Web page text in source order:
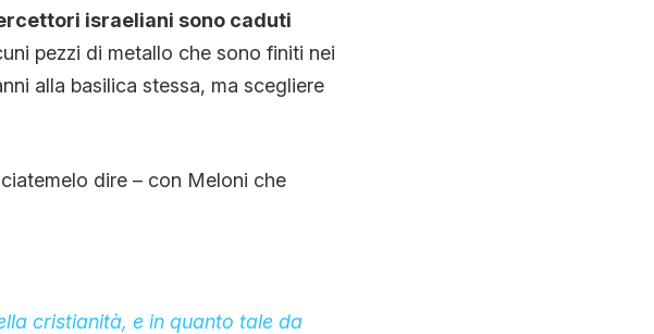
israeliani sono caduti
pezzi di metallo che sono finiti nei
alla basilica stessa, ma scegliere
dire – con Meloni che
cristianità, e in quanto tale da